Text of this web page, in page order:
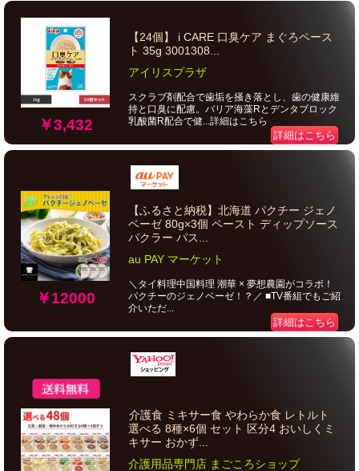
￥3,432
【24個】 i CARE 口臭ケア まぐろペース
ト 35g 3001308...
アイリスプラザ
スクラブ剤配合で歯垢を掻き落とし、歯の健康維
持と口臭に配慮。バリア海藻Rとデンタブロック
乳酸菌R配合で健...詳細はこちら
詳細はこちら
￥12000
【ふるさと納税】北海道 パクチー ジェノ
ベーゼ 80g×3個 ペースト ディップソース
パクラー パス...
au PAY マーケット
＼タイ料理中国料理 潮華 × 夢想農園がコラボ！
パクチーのジェノベーゼ！？／ ■TV番組でもご紹
介いただ...
詳細はこちら
介護食 ミキサー食 やわらか食 レトルト
選べる 8種×6個 セット 区分4 おいしくミ
キサー おかず...
介護用品専門店 まごころショップ